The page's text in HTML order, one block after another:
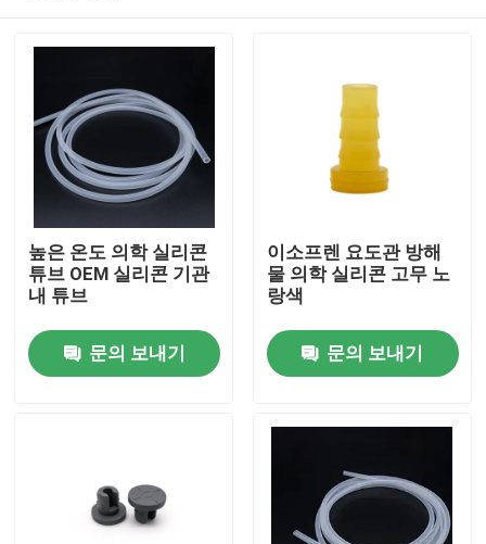
홈
회사 소개
높은 온도 의학 실리콘
튜브 OEM 실리콘 기관
내 튜브
문의 보내기
이소프렌 요도관 방해
물 의학 실리콘 고무 노
랑색
문의 보내기